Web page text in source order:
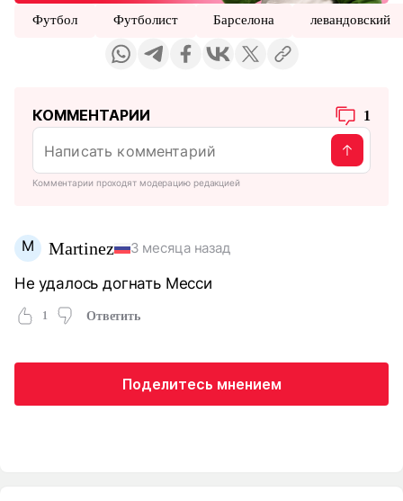
Футбол Футболист Барселона левандовский
КОММЕНТАРИИ 1
Комментарии проходят модерацию редакцией
M Martinez 3 месяца назад
Не удалось догнать Месси
1 Ответить
Поделитесь мнением